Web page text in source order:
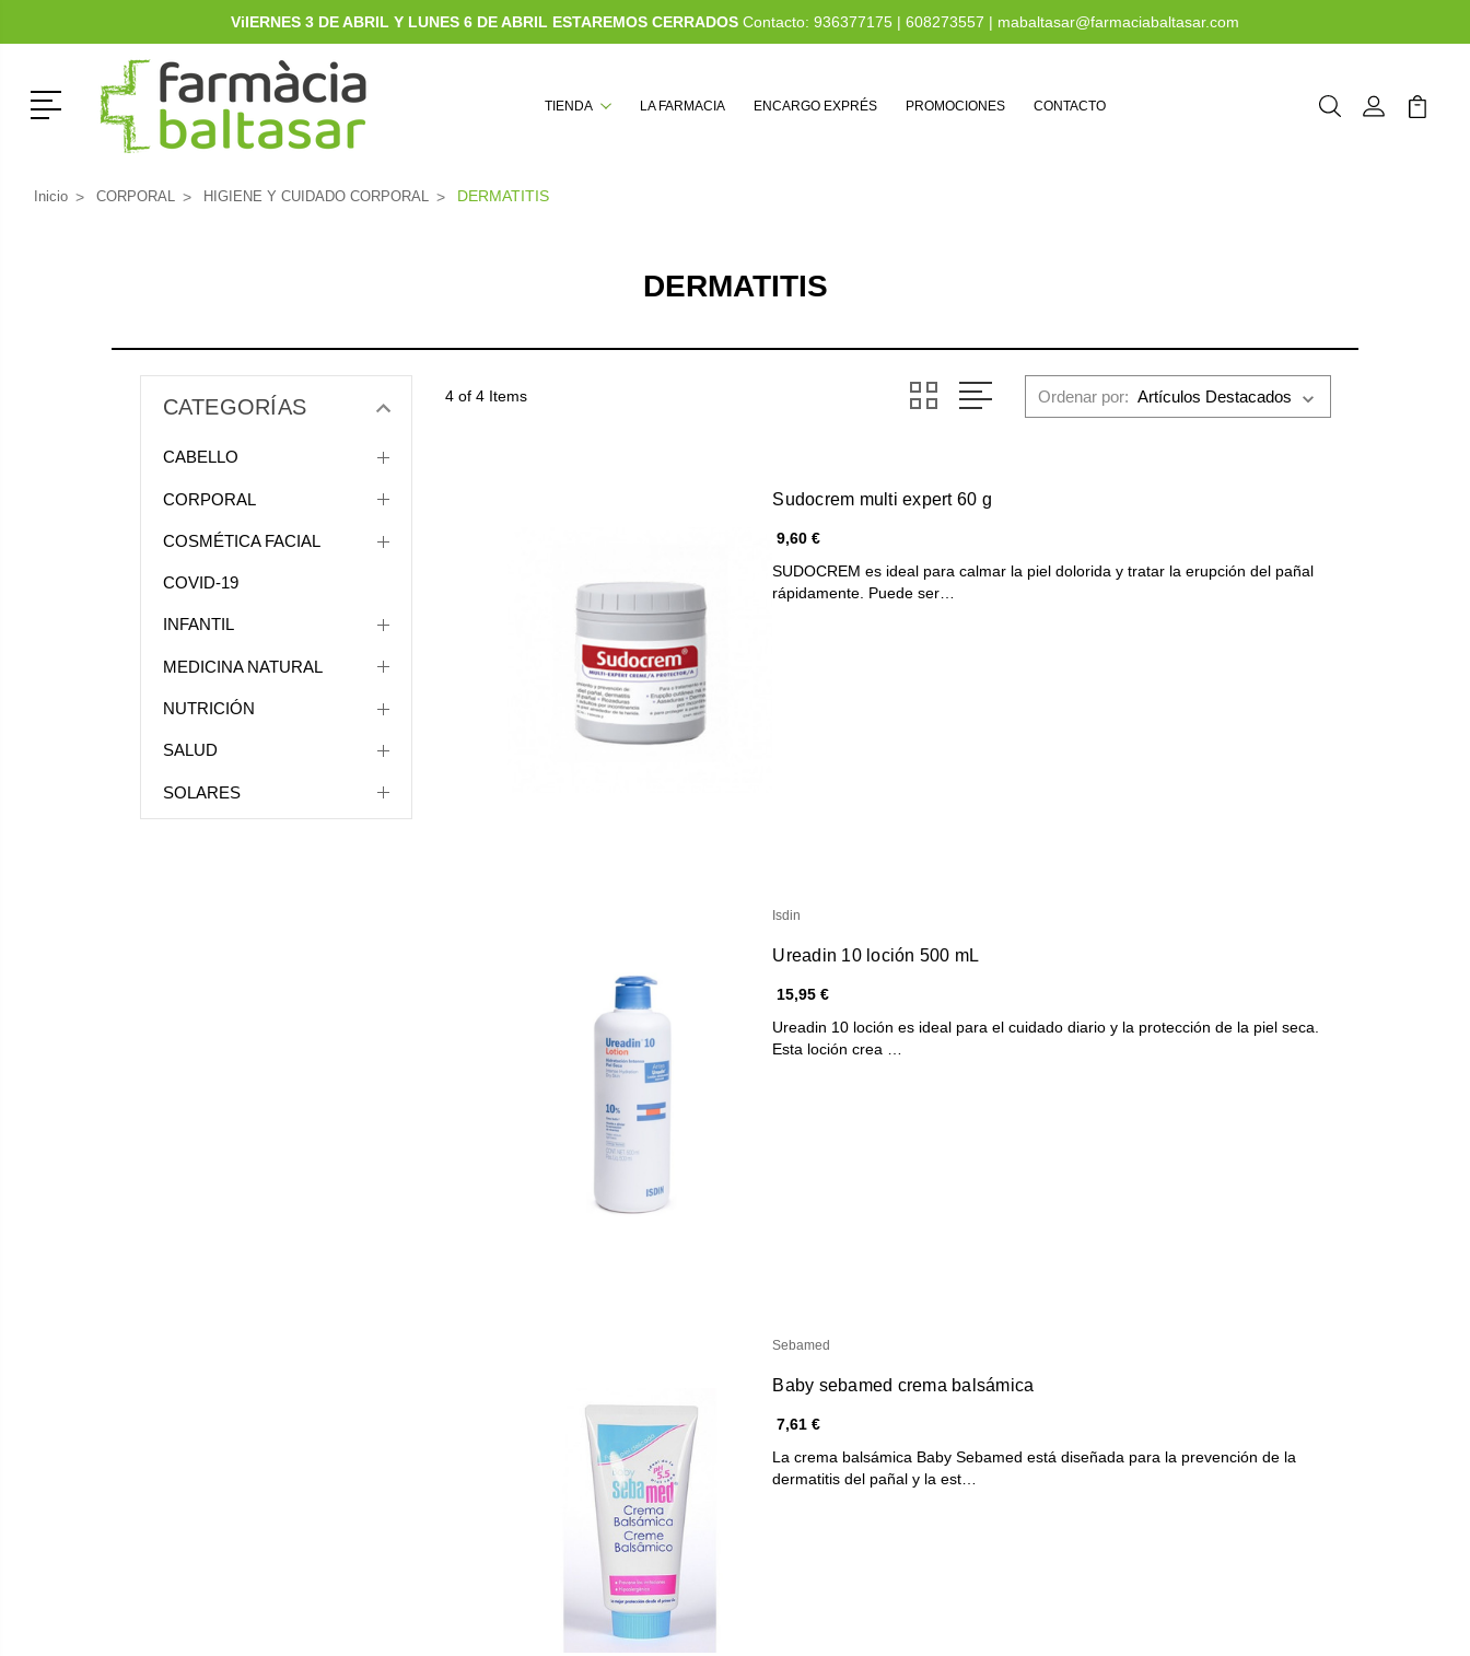
ViIERNES 3 DE ABRIL Y LUNES 6 DE ABRIL ESTAREMOS CERRADOS Contacto: 936377175 | 608273557 | mabaltasar@farmaciabaltasar.com
Menú TIENDA LA FARMACIA ENCARGO EXPRÉS PROMOCIONES CONTACTO BuscarMi Cuenta
Mi
Inicio CORPORAL HIGIENE Y CUIDADO CORPORAL DERMATITIS
DERMATITIS
CATEGORÍAS
CABELLO
CORPORAL
COSMÉTICA FACIAL
COVID-19
INFANTIL
MEDICINA NATURAL
NUTRICIÓN
SALUD
SOLARES
4 of 4 Items Ordenar por:
Sudocrem multi expert 60 g
9,60 €
SUDOCREM es ideal para calmar la piel dolorida y tratar la erupción del pañal
rápidamente. Puede ser…
Isdin
Ureadin 10 loción 500 mL
15,95 €
Ureadin 10 loción es ideal para el cuidado diario y la protección de la piel seca.
Esta loción crea …
Sebamed
Baby sebamed crema balsámica
7,61 €
La crema balsámica Baby Sebamed está diseñada para la prevención de la
dermatitis del pañal y la est…